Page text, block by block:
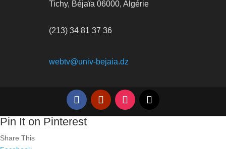
Tichy, Béjaïa 06000, Algérie
(213) 34 81 37 36
webtv@univ-bejaia.dz
Pin It on Pinterest
Share This